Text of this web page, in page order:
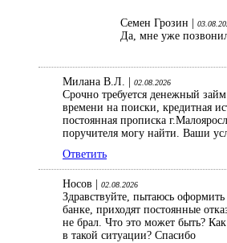
Семен Грозин |
Да, мне уже
Милана В.Л. | 02.08.2026
Срочно требуется денежный
времени на поиски, кредитная
постоянная прописка
поручителя могу найти. Ваши
Ответить
Носов | 02.08.2026
Здравствуйте, пытаюсь
банке, приходят постоянные
не брал. Что это может быть?
в такой ситуации? Спасибо